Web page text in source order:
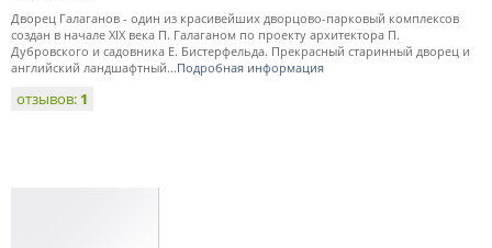
Дворец Галаганов - один из красивейших дворцово-парковый комплексов
создан в начале XIX века П. Галаганом по проекту архитектора П.
Дубровского и садовника Е. Бистерфельда. Прекрасный старинный дворец и
английский ландшафтный...Подробная информация
отзывов: 1